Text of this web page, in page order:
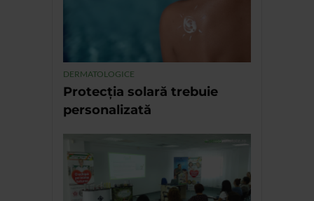
DERMATOLOGICE
Protecția solară trebuie
personalizată